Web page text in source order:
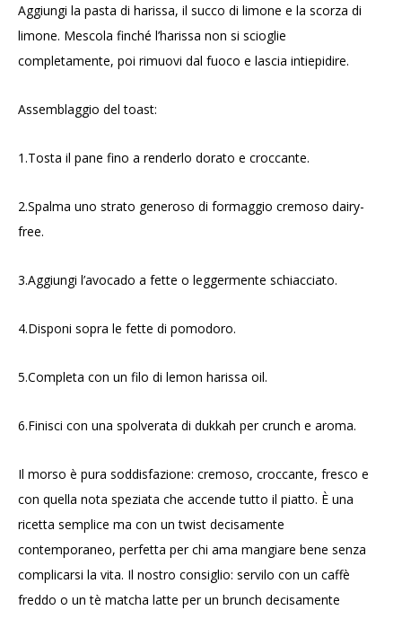
Aggiungi la pasta di harissa, il succo di limone e la scorza di
limone. Mescola finché l’harissa non si scioglie
completamente, poi rimuovi dal fuoco e lascia intiepidire.
Assemblaggio del toast:
1.Tosta il pane fino a renderlo dorato e croccante.
2.Spalma uno strato generoso di formaggio cremoso dairy-
free.
3.Aggiungi l’avocado a fette o leggermente schiacciato.
4.Disponi sopra le fette di pomodoro.
5.Completa con un filo di lemon harissa oil.
6.Finisci con una spolverata di dukkah per crunch e aroma.
Il morso è pura soddisfazione: cremoso, croccante, fresco e
con quella nota speziata che accende tutto il piatto. È una
ricetta semplice ma con un twist decisamente
contemporaneo, perfetta per chi ama mangiare bene senza
complicarsi la vita. Il nostro consiglio: servilo con un caffè
freddo o un tè matcha latte per un brunch decisamente